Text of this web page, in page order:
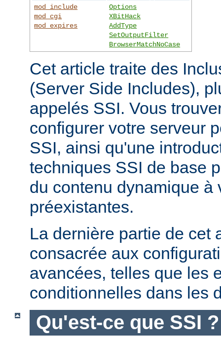
mod_include
mod_cgi
mod_expires
Options
XBitHack
AddType
SetOutputFilter
BrowserMatchNoCase
Cet article traite des
(Server Side Includes),
appelés SSI. Vous
configurer votre serveur
SSI, ainsi qu'une
techniques SSI de base
du contenu dynamique à
préexistantes.
La dernière partie de cet
consacrée aux
avancées, telles que les
conditionnelles dans les
Qu'est-ce que SSI ?